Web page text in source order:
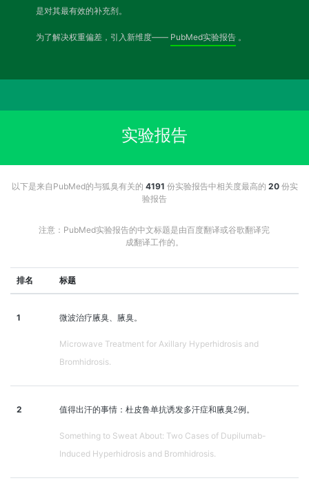
是对其最有效的补充剂。
为了解决权重偏差，引入新维度—— PubMed实验报告 。
实验报告
以下是来自PubMed的与狐臭有关的 4191 份实验报告中相关度最高的 20份实
验报告
注意：PubMed实验报告的中文标题是由百度翻译或谷歌翻译完
成翻译工作的。
排名 标题
1 微波治疗腋臭、腋臭。
Microwave Treatment for Axillary Hyperhidrosis and
Bromhidrosis.
2 值得出汗的事情：杜皮鲁单抗诱发多汗症和腋臭2例。
Something to Sweat About: Two Cases of Dupilumab-
Induced Hyperhidrosis and Bromhidrosis.